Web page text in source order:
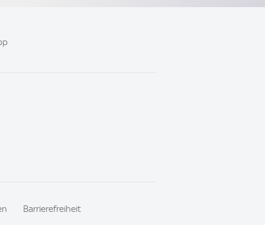
Barrierefreiheit